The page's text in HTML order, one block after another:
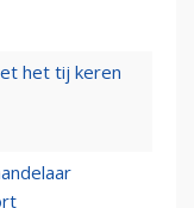
het tij keren